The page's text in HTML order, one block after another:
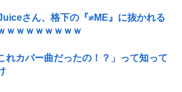
さん、格下の『≠ME』に抜かれる
ｗｗｗｗｗｗｗｗ
れカバー曲だったの！？」って知って